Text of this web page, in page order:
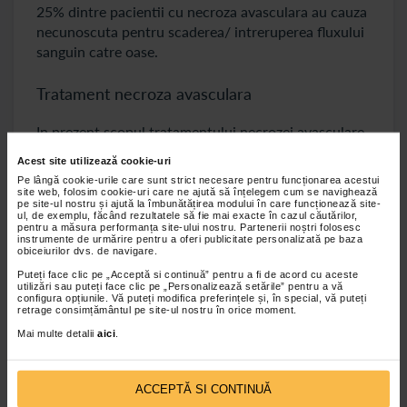
Acest site utilizează cookie-uri
Pe lângă cookie-urile care sunt strict necesare pentru funcționarea acestui
site web, folosim cookie-uri care ne ajută să înțelegem cum se navighează
pe site-ul nostru și ajută la îmbunătățirea modului în care funcționează site-
ul, de exemplu, făcând rezultatele să fie mai exacte în cazul căutărilor,
pentru a măsura performanța site-ului nostru. Partenerii noștri folosesc
instrumente de urmărire pentru a oferi publicitate personalizată pe baza
obiceiurilor dvs. de navigare.
Puteți face clic pe „Acceptă si continuă” pentru a fi de acord cu aceste
utilizări sau puteți face clic pe „Personalizează setările” pentru a vă
configura opțiunile. Vă puteți modifica preferințele și, în special, vă puteți
retrage consimțământul pe site-ul nostru în orice moment.
Mai multe detalii aici
ACCEPTĂ SI CONTINUĂ
25% dintre pacientii cu necroza avasculara au cauza
necunoscuta pentru scaderea/ intreruperea fluxului
sanguin catre oase.
Tratament necroza avasculara
In prezent scopul tratamentului necrozei avasculare
este de a incetini progresia bolii (nu de vindecare).
Alegerea tratamentului se va face in functie de
urmatorii factori:
Localizarea si cantitatea de os afectata;
Suprafata zonei afectate;
Cauza principala a bolii;
Varsta, starea generala si istoricul medical ale
pacientului;
Toleranta pacientului la anumite tratamente.